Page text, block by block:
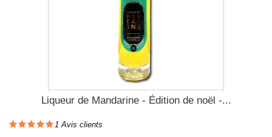
Liqueur de Mandarine - Édition de noël -...
1 Avis clients